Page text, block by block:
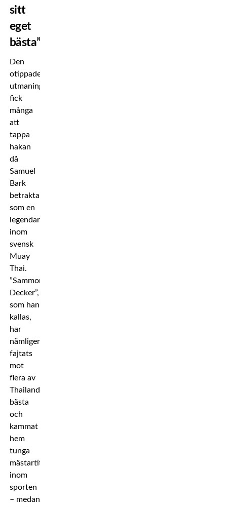
sitt
eget
bästa”
Den
otippade
utmaningen
fick
många
att
tappa
hakan
då
Samuel
Bark
betraktas
som en
legendar
inom
svensk
Muay
Thai.
”Sammon
Decker”,
som han
kallas,
har
nämligen
fajtats
mot
flera av
Thailands
bästa
och
kammat
hem
tunga
mästartitlar
inom
sporten
– medan